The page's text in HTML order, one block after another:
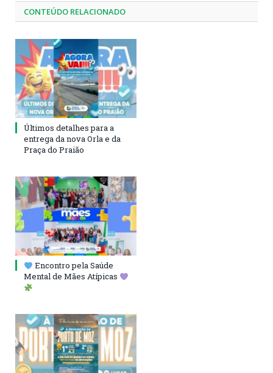
CONTEÚDO RELACIONADO
Últimos detalhes para a
entrega da nova Orla e da
Praça do Praião
Encontro pela Saúde
Mental de Mães Atípicas